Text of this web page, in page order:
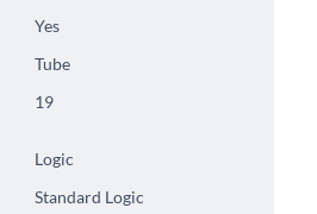
Yes
Tube
19
Logic
Standard Logic